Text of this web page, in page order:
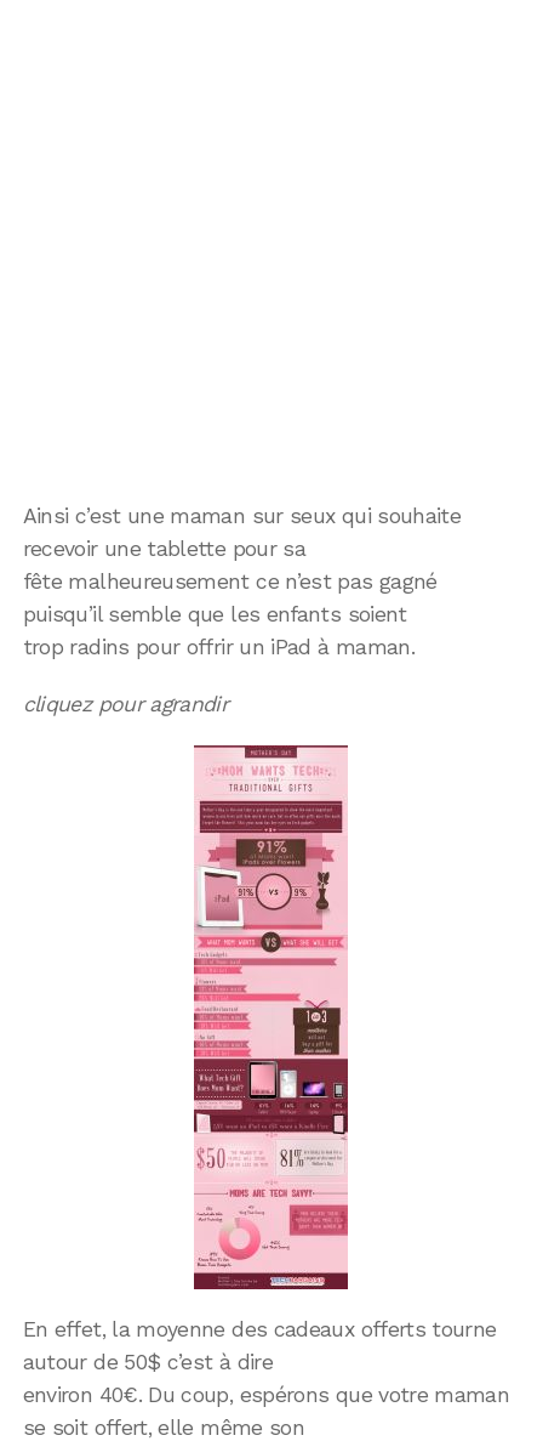
Ainsi c’est une maman sur seux qui souhaite
recevoir une tablette pour sa
fête malheureusement ce n’est pas gagné
puisqu’il semble que les enfants soient
trop radins pour offrir un iPad à maman.
cliquez pour agrandir
En effet, la moyenne des cadeaux offerts tourne
autour de 50$ c’est à dire
environ 40€. Du coup, espérons que votre maman
se soit offert, elle même son